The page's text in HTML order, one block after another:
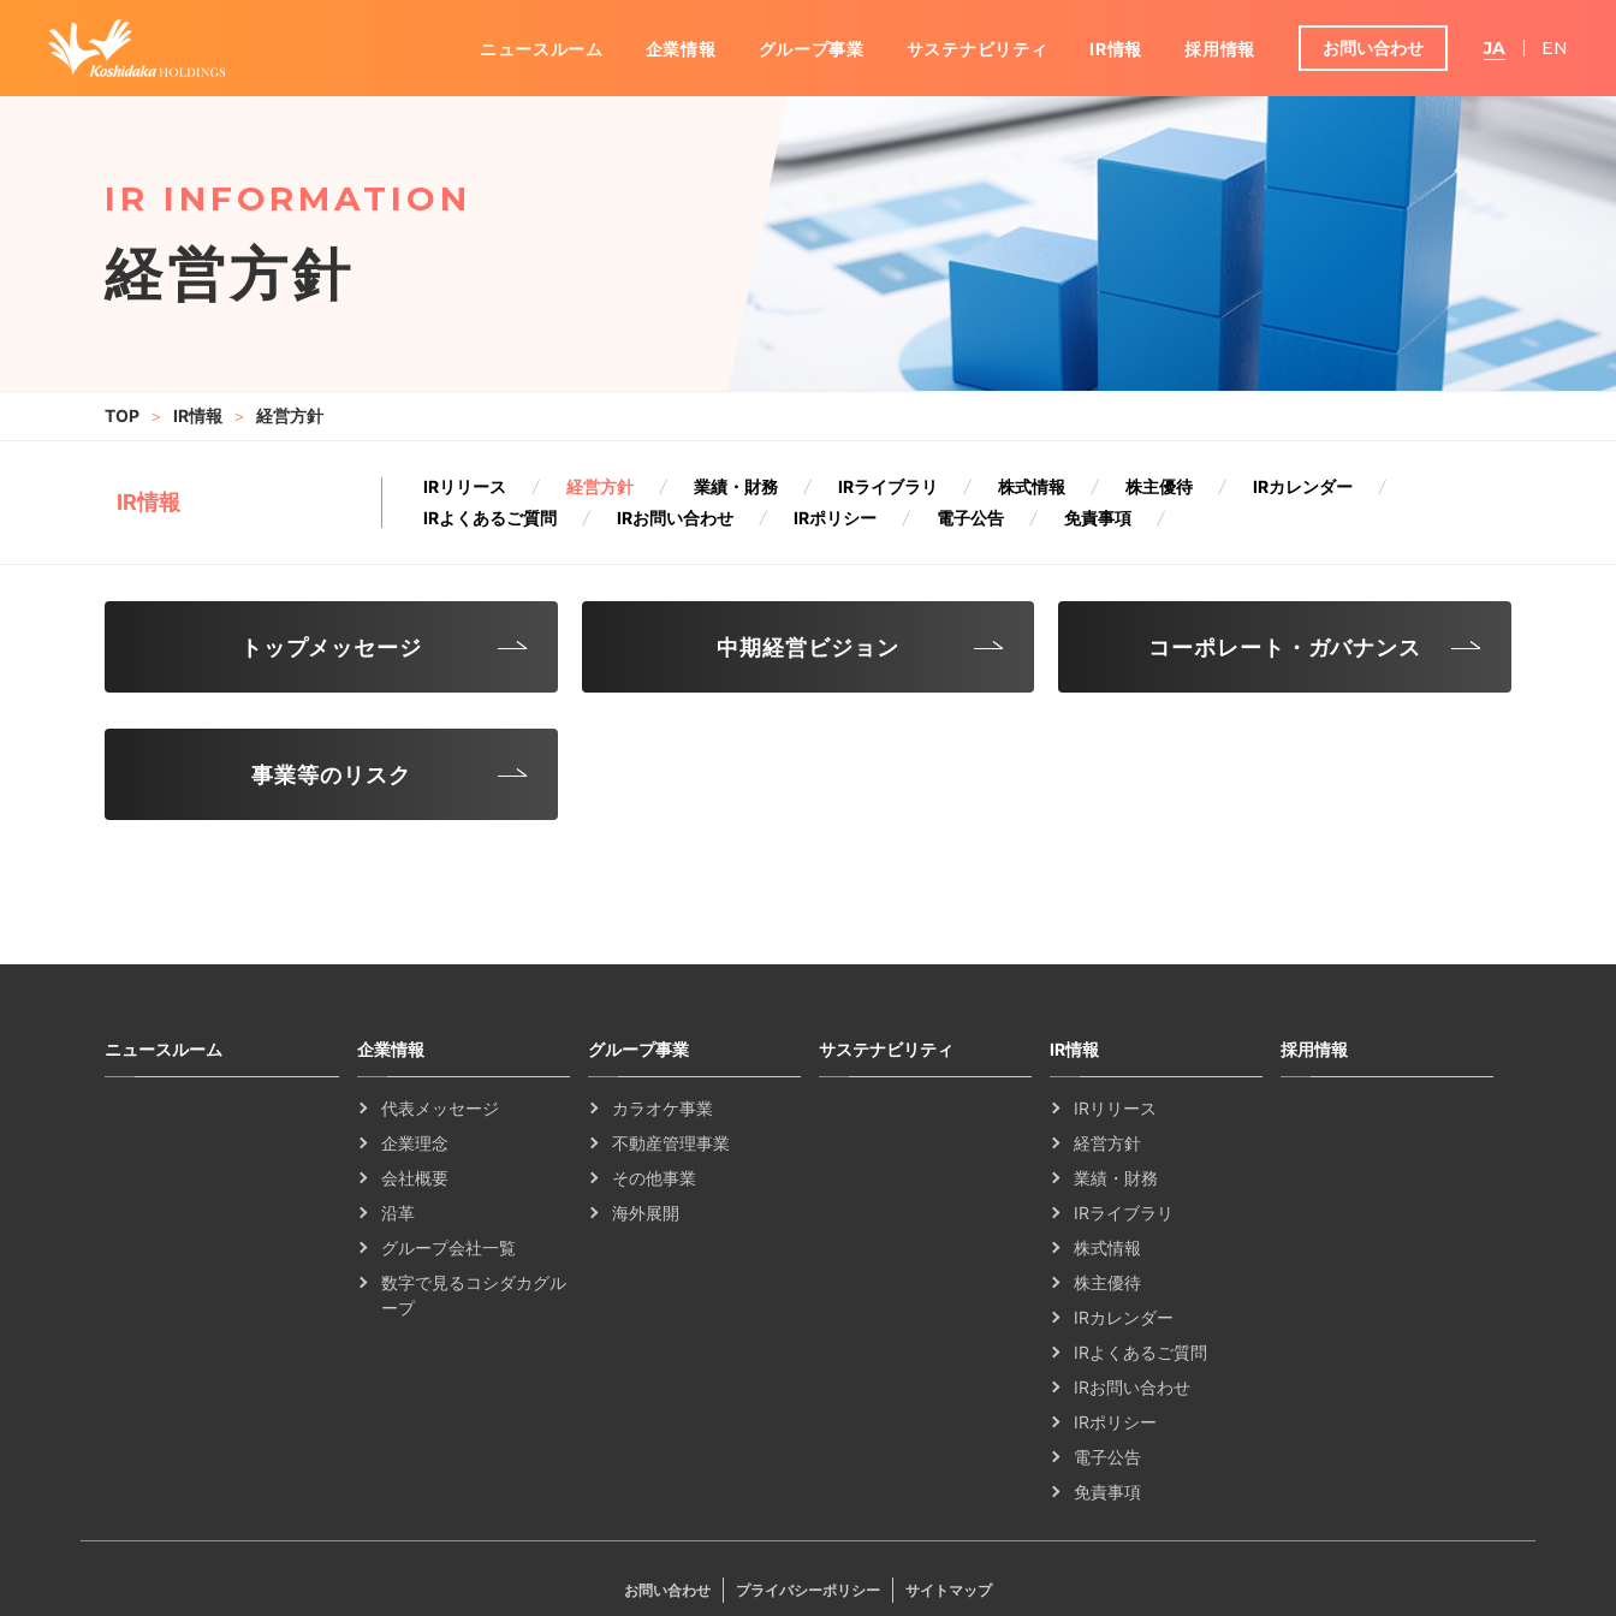
経営方針
IR情報 経営方針
IR情報
IRリリース 経営方針 業績・財務 IRライブラリ 株式情報 株主優待
IRカレンダー
IRよくあるご質問
IRお問い合わせ IRポリシー 電子公告 免責事項
トップメッセージ 中期経営ビジョン コーポレート・ガバナンス
事業等のリスク
お問い合わせ JA EN
ニュースルーム
代表メッセージ 企業理念 グループ会社一覧 数字で見るコシダカグループ
企業情報
カラオケ事業 不動産管理事業
グループ事業 サステナビリティ
IRリリース 経営方針 株式情報 株主優待 IRカレンダー
IRお問い合わせ
IR情報 採用情報
ニュースルーム 企業情報
代表メッセージ
企業理念
会社概要
沿革
グループ会社一覧
数字で見るコシダカグル
ープ
グループ事業
カラオケ事業
不動産管理事業
その他事業
海外展開
サステナビリティ IR情報
IRリリース
経営方針
業績・財務
IRライブラリ
株式情報
株主優待
IRカレンダー
IRよくあるご質問
IRお問い合わせ
IRポリシー
電子公告
免責事項
採用情報
お問い合わせ プライバシーポリシー サイトマップ